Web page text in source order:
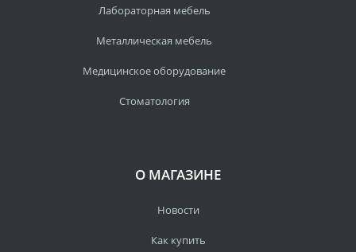
Лабораторная мебель
Металлическая мебель
Медицинское оборудование
Стоматология
О МАГАЗИНЕ
Новости
Как купить